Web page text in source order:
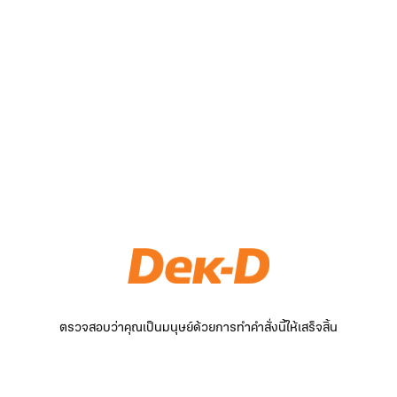
ตรวจสอบว่าคุณเป็นมนุษย์ด้วยการทำคำสั่งนี้ให้เสร็จสิ้น